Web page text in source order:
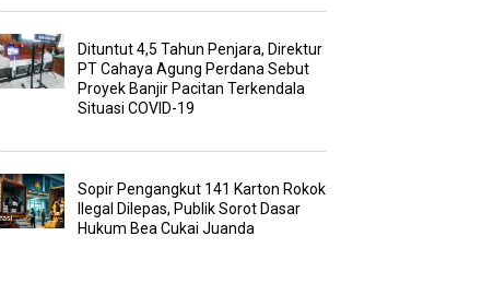
Dituntut 4,5 Tahun Penjara, Direktur
PT Cahaya Agung Perdana Sebut
Proyek Banjir Pacitan Terkendala
Situasi COVID-19
Sopir Pengangkut 141 Karton Rokok
Ilegal Dilepas, Publik Sorot Dasar
Hukum Bea Cukai Juanda